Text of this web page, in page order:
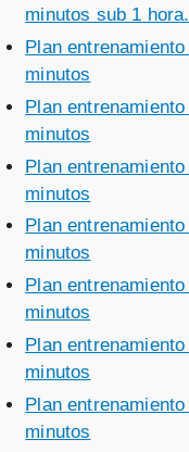
minutos sub 1 hora.
Plan
minutos
Plan
minutos
Plan
minutos
Plan
minutos
Plan
minutos
Plan
minutos
Plan
minutos